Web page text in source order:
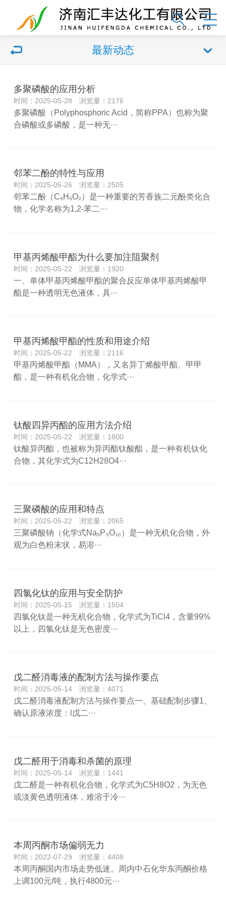
最新动态
多聚磷酸的应用分析
时间：2025-05-28 浏览量：2176
多聚磷酸（Polyphosphoric Acid，简称PPA）也称为聚
合磷酸或多磷酸，是一种无···
邻苯二酚的特性与应用
时间：2025-05-26 浏览量：2505
邻苯二酚（C₆H₆O₂）是一种重要的芳香族二元酚类化合
物，化学名称为1,2-苯二···
甲基丙烯酸甲酯为什么要加注阻聚剂
时间：2025-05-22 浏览量：1920
一、单体甲基丙烯酸甲酯的聚合反应单体甲基丙烯酸甲
酯是一种透明无色液体，具···
甲基丙烯酸甲酯的性质和用途介绍
时间：2025-05-22 浏览量：2116
甲基丙烯酸甲酯（MMA），又名异丁烯酸甲酯、甲甲
酯，是一种有机化合物，化学式···
钛酸四异丙酯的应用方法介绍
时间：2025-05-22 浏览量：1800
钛酸异丙酯，也被称为异丙酯钛酸酯，是一种有机钛化
合物，其化学式为C12H28O4···
三聚磷酸的应用和特点
时间：2025-05-22 浏览量：2065
三聚磷酸钠（化学式Na₅P₃O₁₀）是一种无机化合物，外
观为白色粉末状，易溶···
四氯化钛的应用与安全防护
时间：2025-05-15 浏览量：1504
四氯化钛是一种无机化合物，化学式为TiCl4，含量99%
以上，四氯化钛是无色密度···
戊二醛消毒液的配制方法与操作要点
时间：2025-05-14 浏览量：4071
戊二醛消毒液配制方法与操作要点一、基础配制步骤1、‌
确认原液浓度：‌l戊二···
戊二醛用于消毒和杀菌的原理
时间：2025-05-14 浏览量：1441
戊二醛是一种有机化合物，化学式为C5H8O2，为无色
或淡黄色透明液体，难溶于冷···
本周丙酮市场偏弱无力
时间：2022-07-29 浏览量：4408
本周丙酮国内市场走势低迷。周内中石化华东丙酮价格
上调100元/吨，执行4800元···